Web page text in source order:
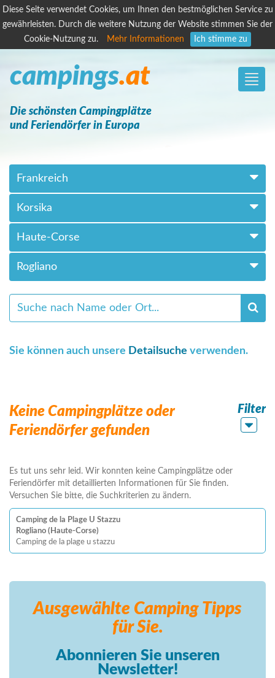
Diese Seite verwendet Cookies, um Ihnen den bestmöglichen Service zu
gewährleisten. Durch die weitere Nutzung der Website stimmen Sie der
Cookie-Nutzung zu.
Mehr Informationen Ich stimme zu
Toggle
campings.at
Die schönsten Campingplätze
und Feriendörfer in Europa
Frankreich
Korsika
Haute-Corse
Rogliano
Sie können auch unsere Detailsuche verwenden.
Keine Campingplätze oder
Feriendörfer gefunden
Filter
Es tut uns sehr leid. Wir konnten keine Campingplätze oder
Feriendörfer mit detaillierten Informationen für Sie finden.
Versuchen Sie bitte, die Suchkriterien zu ändern.
Camping de la Plage U Stazzu
Rogliano (Haute-Corse)
Camping de la plage u stazzu
Ausgewählte Camping Tipps
für Sie.
Abonnieren Sie unseren
Newsletter!